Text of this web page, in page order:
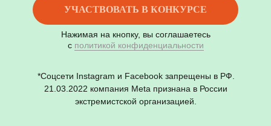
Нажимая на кнопку, вы соглашаетесь
с политикой конфиденциальности
УЧАСТВОВАТЬ В КОНКУРСЕ
*Соцсети Instagram и Facebook запрещены в РФ.
21.03.2022 компания Meta признана в России
экстремистской организацией.